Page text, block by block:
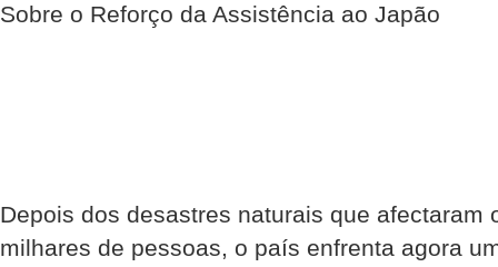
Sobre o Reforço da Assistência ao Japão
Depois dos desastres naturais que afectaram
milhares de pessoas, o país enfrenta agora